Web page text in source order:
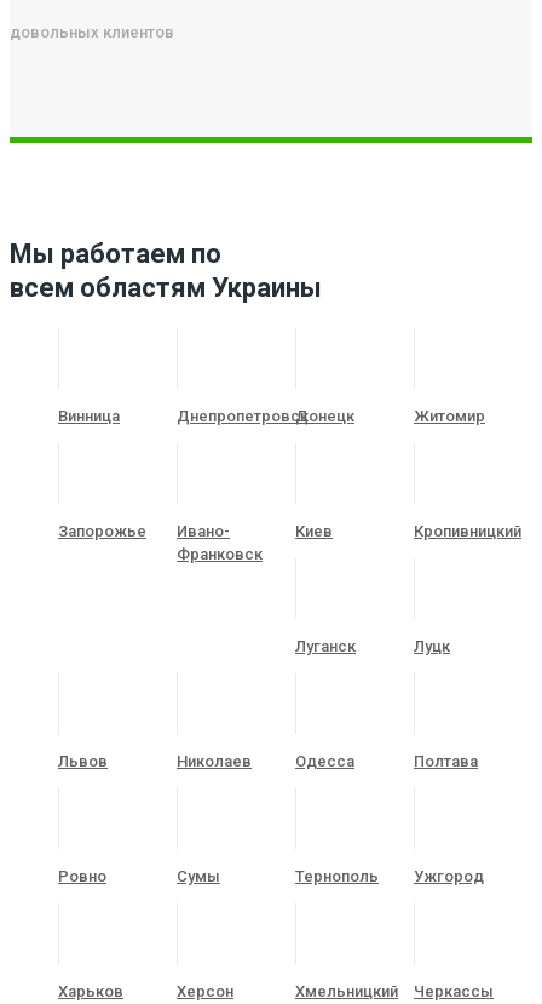
довольных клиентов
Мы работаем по
всем областям Украины
Винница ДнепропетровскДонецк Житомир
Запорожье
Ивано-
Франковск
Киев Кропивницкий
Луганск Луцк
Львов Николаев Одесса Полтава
Ровно Сумы Тернополь Ужгород
Харьков Херсон Хмельницкий Черкассы